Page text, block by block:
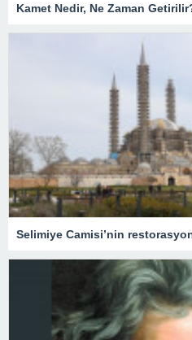
Selimiye Camisi’nin